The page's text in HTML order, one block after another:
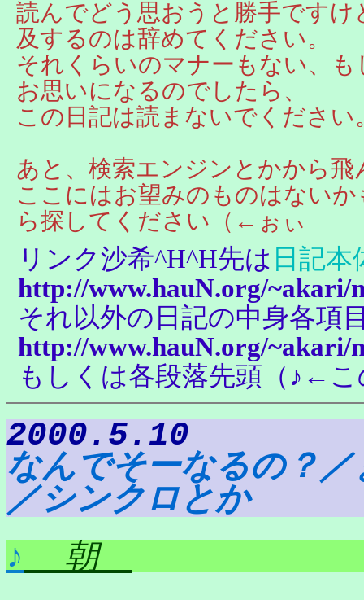
読んでどう思おうと勝手です
及するのは辞めてください。
それくらいのマナーもない、
お思いになるのでしたら、
この日記は読まないでくださ
あと、検索エンジンとかから飛
ここにはお望みのものはない
ら探してください（←ぉぃ
リンク沙希^H^H先は 日記本
http://www.hauN.org/~akari/
それ以外の日記の中身各項
http://www.hauN.org/
もしくは各段落先頭（ ♪ ←こ
2000.5.10
なんでそーなるの？
／シンクロとか
♪ 朝